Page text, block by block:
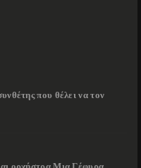
που θέλει να τον